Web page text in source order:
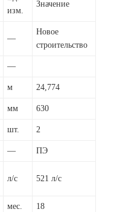
изм.
Значение
—
Новое
строительство
—
м 24,774
мм 630
шт. 2
— ПЭ
л/с 521 л/с
мес. 18